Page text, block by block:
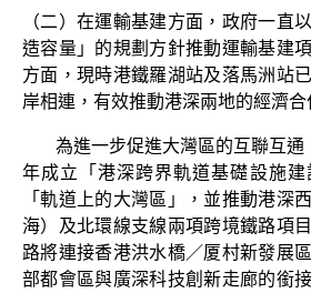
（二）在運輸基建方面，政府一直
造容量」的規劃方針推動運輸基建
方面，現時港鐵羅湖站及落馬洲站
岸相連，有效推動港深兩地的經濟合
為進一步促進大灣區的互聯互
年成立「港深跨界軌道基礎設施
「軌道上的大灣區」，並推動港深
海）及北環線支線兩項跨境鐵路項
路將連接香港洪水橋／厦村新發展
部都會區與廣深科技創新走廊的銜